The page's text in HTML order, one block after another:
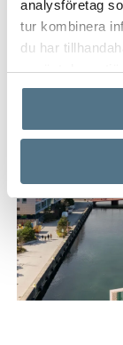
analysföretag
tur kombinera
du har
använt deras